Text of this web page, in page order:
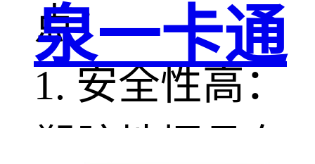
点：
1. 安全性高：
泉一卡通